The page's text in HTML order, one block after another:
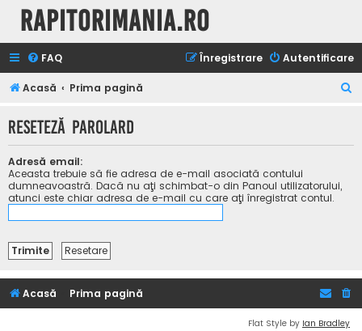
Rapitorimania.ro
FAQ Autentificare
Înregistrare
Acasă Prima pagină
t
Reseteză parolard
Adresă email:
Aceasta trebuie să fie adresa de e-mail asociată contului
dumneavoastră. Dacă nu aţi schimbat-o din Panoul utilizatorului,
atunci este chiar adresa de e-mail cu care aţi înregistrat contul.
Acasă Prima pagină
Flat Style by Ian Bradley